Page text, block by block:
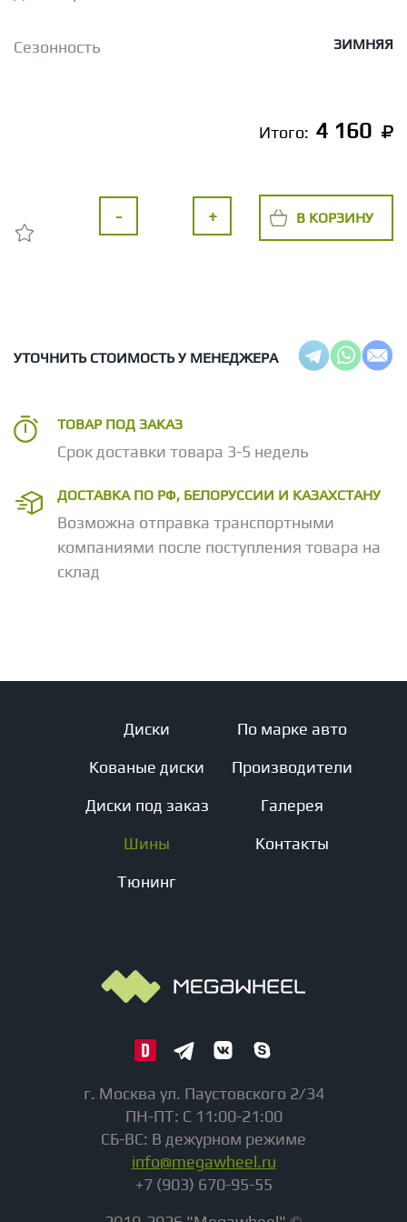
Сезонность ЗИМНЯЯ
Итого: 4 160
- + В КОРЗИНУ
УТОЧНИТЬ СТОИМОСТЬ У МЕНЕДЖЕРА
ТОВАР ПОД ЗАКАЗ
Срок доставки товара 3-5 недель
ДОСТАВКА ПО РФ, БЕЛОРУССИИ И КАЗАХСТАНУ
Возможна отправка транспортными
компаниями после поступления товара на
склад
Диски
Кованые диски
Диски под заказ
Шины
Тюнинг
По марке авто
Производители
Галерея
Контакты
г. Москва ул. Паустовского 2/34
ПН-ПТ: С 11:00-21:00
СБ-ВС: В дежурном режиме
info@megawheel.ru
+7 (903) 670-95-55